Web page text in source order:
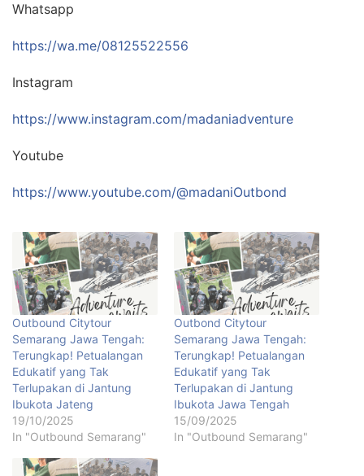
Whatsapp
https://wa.me/08125522556
Instagram
https://www.instagram.com/madaniadventure
Youtube
https://www.youtube.com/@madaniOutbond
Outbound Citytour
Semarang Jawa Tengah:
Terungkap! Petualangan
Edukatif yang Tak
Terlupakan di Jantung
Ibukota Jateng
19/10/2025
In "Outbound Semarang"
Outbond Citytour
Semarang Jawa Tengah:
Terungkap! Petualangan
Edukatif yang Tak
Terlupakan di Jantung
Ibukota Jawa Tengah
15/09/2025
In "Outbound Semarang"